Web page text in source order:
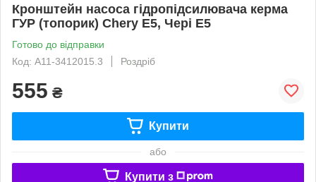
Кронштейн насоса гідропідсилювача керма
ГУР (топорик) Chery E5, Чері Е5
Готово до відправки
Код: A11-3412015.3
Роздріб
555 ₴
Купити
або
Купити з